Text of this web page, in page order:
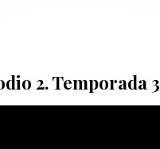
2. Temporada 3